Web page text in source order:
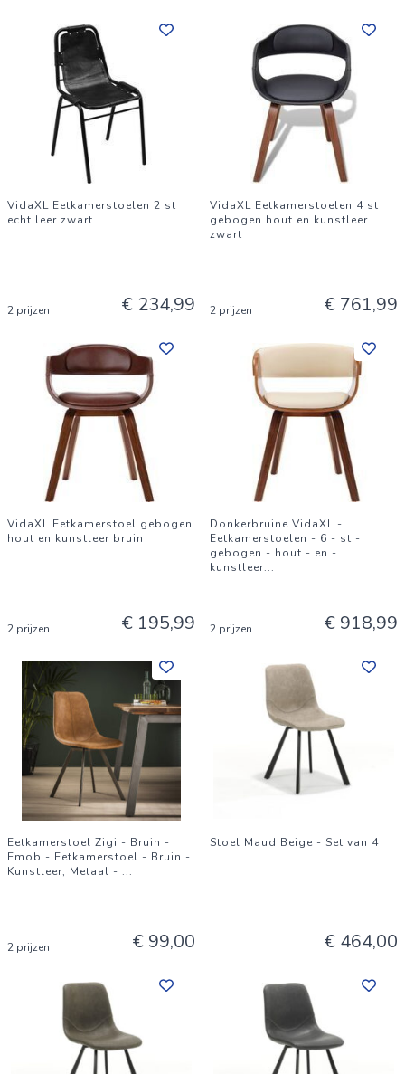
VidaXL Eetkamerstoelen 2 st
echt leer zwart
2 prijzen € 234,99
VidaXL Eetkamerstoelen 4 st
gebogen hout en kunstleer
zwart
2 prijzen € 761,99
VidaXL Eetkamerstoel gebogen
hout en kunstleer bruin
2 prijzen € 195,99
Donkerbruine VidaXL -
Eetkamerstoelen - 6 - st -
gebogen - hout - en -
kunstleer...
2 prijzen € 918,99
Eetkamerstoel Zigi - Bruin -
Emob - Eetkamerstoel - Bruin -
Kunstleer; Metaal - ...
2 prijzen € 99,00
Stoel Maud Beige - Set van 4
€ 464,00